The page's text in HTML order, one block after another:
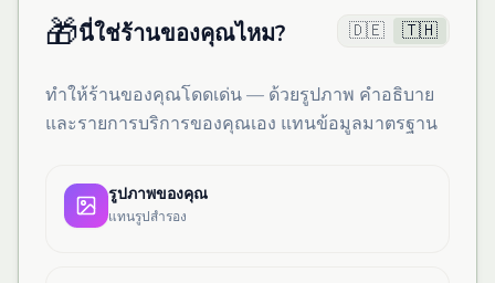
🎁นี่ใช่ร้านของคุณไหม? 🇩🇪 🇹🇭
ทำให้ร้านของคุณโดดเด่น — ด้วยรูปภาพ คำอธิบาย
และรายการบริการของคุณเอง แทนข้อมูลมาตรฐาน
รูปภาพของคุณ
แทนรูปสำรอง